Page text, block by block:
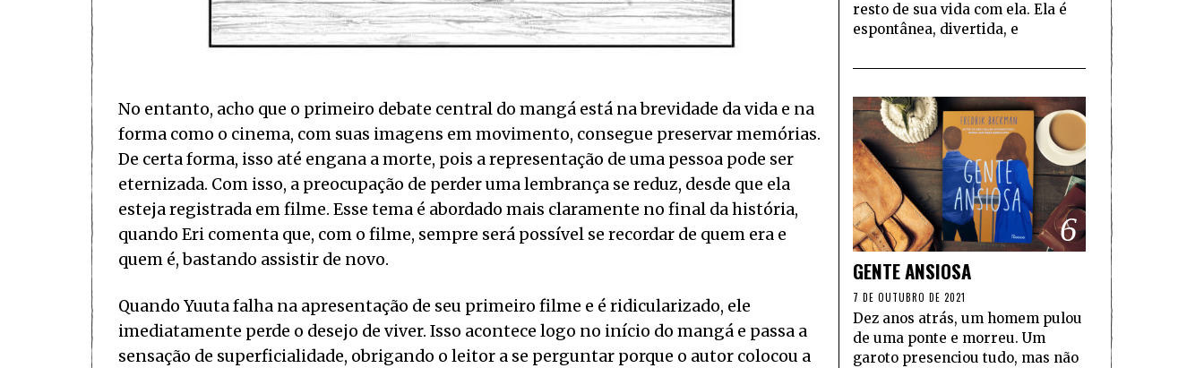
No entanto, acho que o primeiro debate central do mangá está na brevidade da vida e na
forma como o cinema, com suas imagens em movimento, consegue preservar memórias.
De certa forma, isso até engana a morte, pois a representação de uma pessoa pode ser
eternizada. Com isso, a preocupação de perder uma lembrança se reduz, desde que ela
esteja registrada em filme. Esse tema é abordado mais claramente no final da história,
quando Eri comenta que, com o filme, sempre será possível se recordar de quem era e
quem é, bastando assistir de novo.
Quando Yuuta falha na apresentação de seu primeiro filme e é ridicularizado, ele
imediatamente perde o desejo de viver. Isso acontece logo no início do mangá e passa a
sensação de superficialidade, obrigando o leitor a se perguntar porque o autor colocou a
resto de sua vida com ela. Ela é
espontânea, divertida, e
6
GENTE ANSIOSA
7 DE OUTUBRO DE 2021
Dez anos atrás, um homem pulou
de uma ponte e morreu. Um
garoto presenciou tudo, mas não